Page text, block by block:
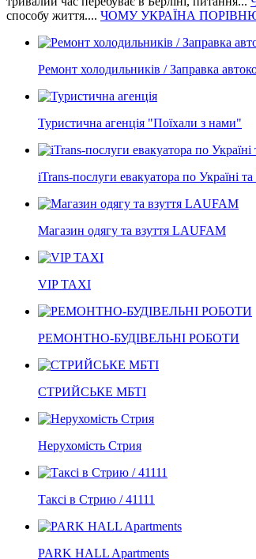
способу життя.... ЧОМУ УКРАЇНА
Ремонт холодильників / Заправка
Туристична агенція "Поїхали з нами"
iTrans-послуги евакуатора по Україні
Магазин одягу та взуття LAUFAM
VIP TAXI
РЕМОНТНО-БУДІВЕЛЬНІ РОБОТИ
СТРИЙСЬКЕ МБТІ
Нерухомість Стрия
Таксі в Стрию / 41111
PARK HALL Apartments